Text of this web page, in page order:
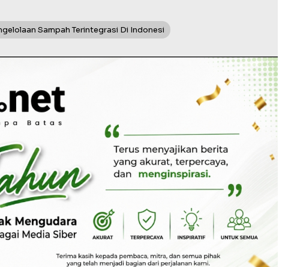
Sampah Terintegrasi Di Indonesi